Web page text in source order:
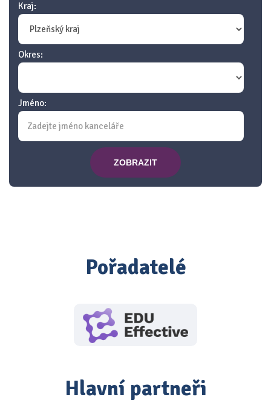
Kraj:
Okres:
Jméno:
ZOBRAZIT
Pořadatelé
Hlavní partneři